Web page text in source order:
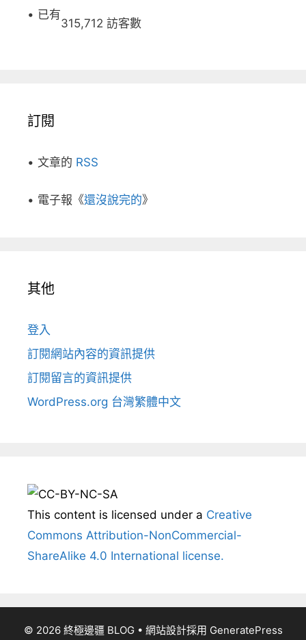
• 已有
315,712 訪客數
訂閱
• 文章的 RSS
• 電子報《還沒說完的》
其他
登入
訂閱網站內容的資訊提供
訂閱留言的資訊提供
WordPress.org 台灣繁體中文
This content is licensed under a Creative
Commons Attribution-NonCommercial-
ShareAlike 4.0 International license.
© 2026 終極邊疆 BLOG• 網站設計採用 GeneratePress